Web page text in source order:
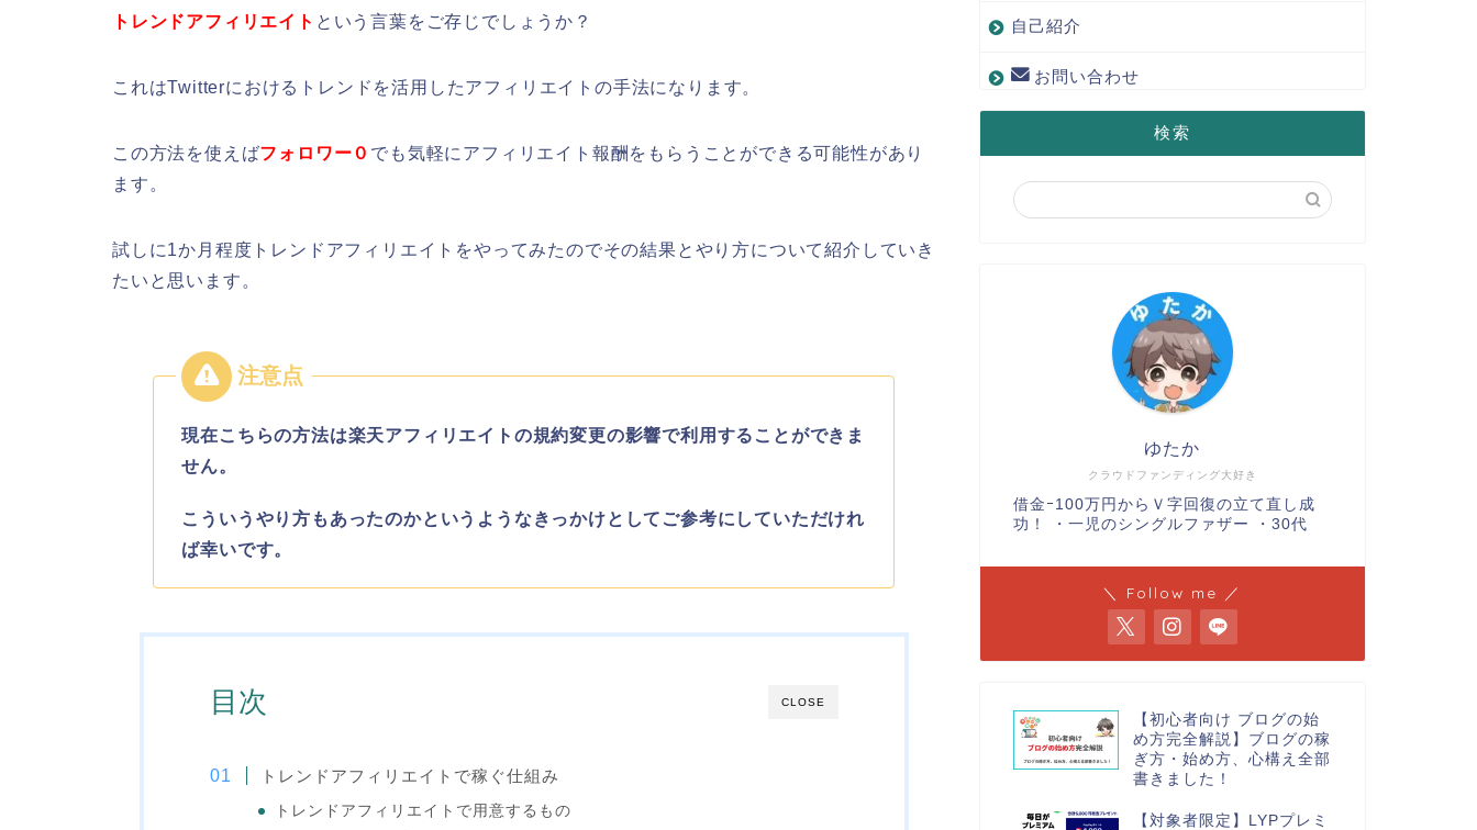
トレンドアフィリエイト という言葉をご存じでしょうか？
これはTwitterにおけるトレンドを活用したアフィリエイトの手法になります。
この方法を使えばフォロワー０ でも気軽にアフィリエイト報酬をもらうことができる可能性があり
ます。
試しに1か月程度トレンドアフィリエイトをやってみたのでその結果とやり方について紹介していき
たいと思います。
現在こちらの方法は楽天アフィリエイトの規約変更の影響で利用することができま
せん。
こういうやり方もあったのかというようなきっかけとしてご参考にしていただけれ
ば幸いです。
CLOSE
目次
トレンドアフィリエイトで稼ぐ仕組み
トレンドアフィリエイトで用意するもの
自己紹介
お問い合わせ
検索
クラウドファンディング大好き
ゆたか
借金ｰ100万円からＶ字回復の立て直し成
功！ ・一児のシングルファザー ・30代
＼ Follow me ／
【初心者向け ブログの始
め方完全解説】ブログの稼
ぎ方・始め方、心構え全部
書きました！
【対象者限定】LYPプレミ